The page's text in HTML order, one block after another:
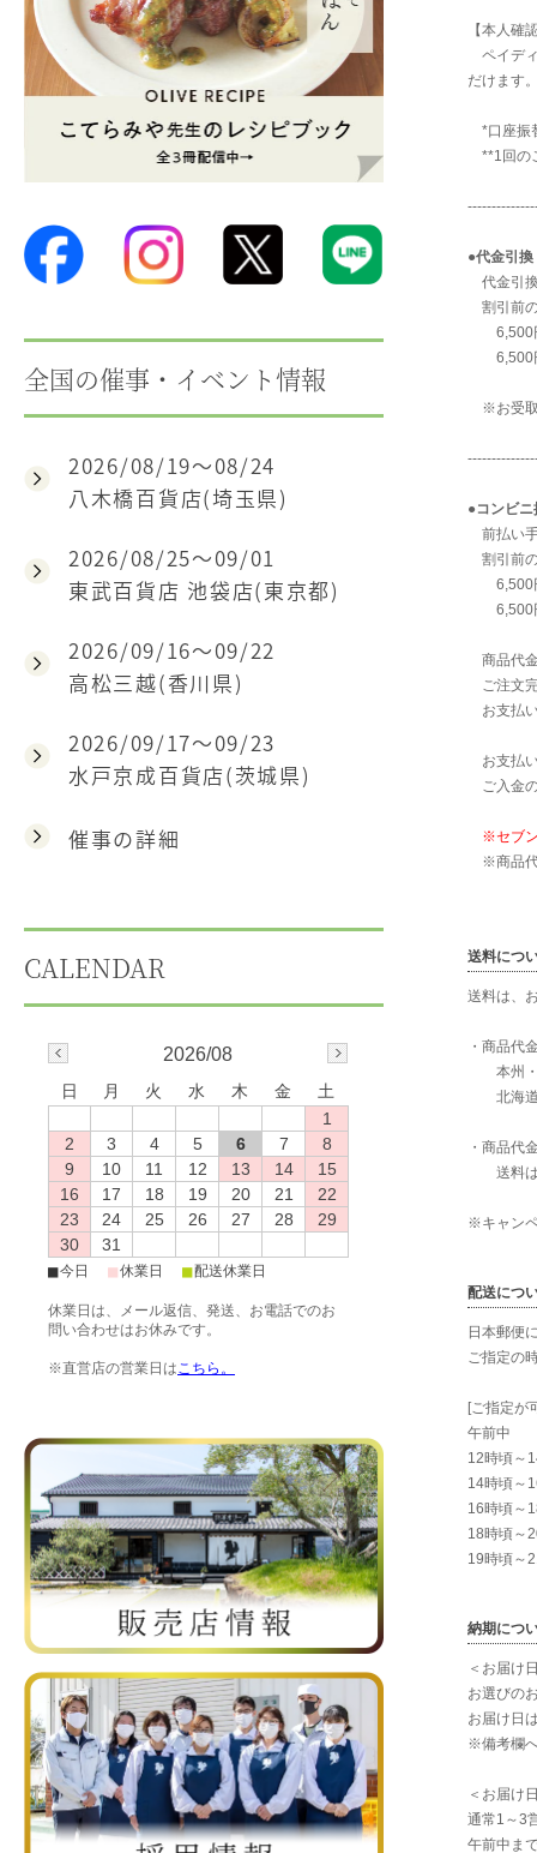
【本人確
ペイデ
だけます
*口座振
**1回の
●代金引換
代金引
割引前
6,500
6,500円
※お受取
●コンビ
前払い
割引前
6,500
6,500円
商品代
ご注文
お支払
お支払
ご入金
※セブ
※商品代
送料につ
送料は、
・商品代
本州・
北海道
・商品代
送料は
※キャン
配送につ
日本郵便
ご指定の
[ご指定が
午前中
12時頃～
14時頃～
16時頃～
18時頃～
19時頃～
納期につ
＜お届け
お選びの
お届け日
※備考欄
＜お届け
通常1～3
午前中ま
全国の催事・イベント情報
2026/08/19～08/24
八木橋百貨店(埼玉県)
2026/08/25～09/01
東武百貨店 池袋店(東京都)
2026/09/16～09/22
高松三越(香川県)
2026/09/17～09/23
水戸京成百貨店(茨城県)
催事の詳細
CALENDAR
2026/08
日 月 火 水 木 金
土
1
2
3 4 5 6 7
8
9
10 11 12 13 14
15
16
17 18 19 20 21
22
23
24 25 26 27 28
29
30
31
■今日 ■休業日 ■ 配送休業日
休業日は、メール返信、発送、お電話でのお
問い合わせはお休みです。
※直営店の営業日はこちら。